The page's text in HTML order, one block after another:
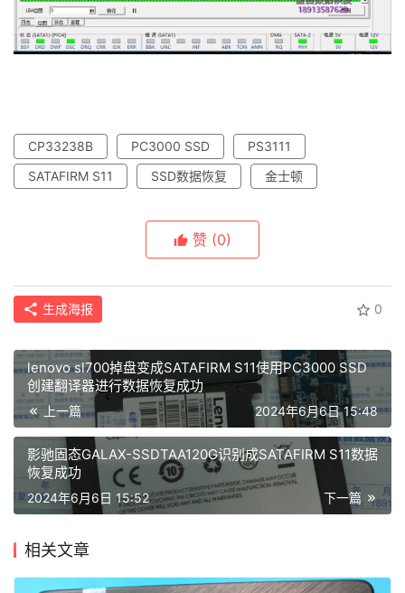
CP33238B PC3000 SSD
PS3111
SATAFIRM S11
SSD数据恢复 金士顿
赞 (0)
生成海报 0
lenovo sl700掉盘变成SATAFIRM S11使用PC3000 SSD
创建翻译器进行数据恢复成功
上一篇 2024年6月6日 15:48
影驰固态GALAX-SSDTAA120G识别成SATAFIRM S11数据
恢复成功
下一篇
2024年6月6日 15:52
相关文章